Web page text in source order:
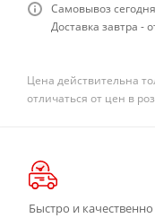
Самовывоз
Доставка завтра -
Цена действительна
отличаться от цен в
Быстро и качественно